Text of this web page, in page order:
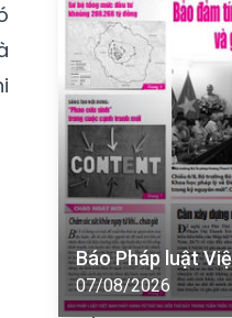
Báo Pháp luật
07/08/2026